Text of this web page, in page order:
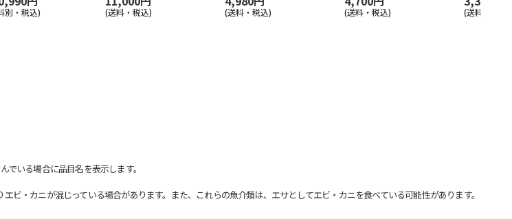
別・税込) (送料・税込) (送料・税込) (送料・税込) (送料・税込)
いる場合に品目名を表示します。
・カニが混じっている場合があります。また、これらの魚介類は、エサとしてエビ・カニを食べている可能性があります。